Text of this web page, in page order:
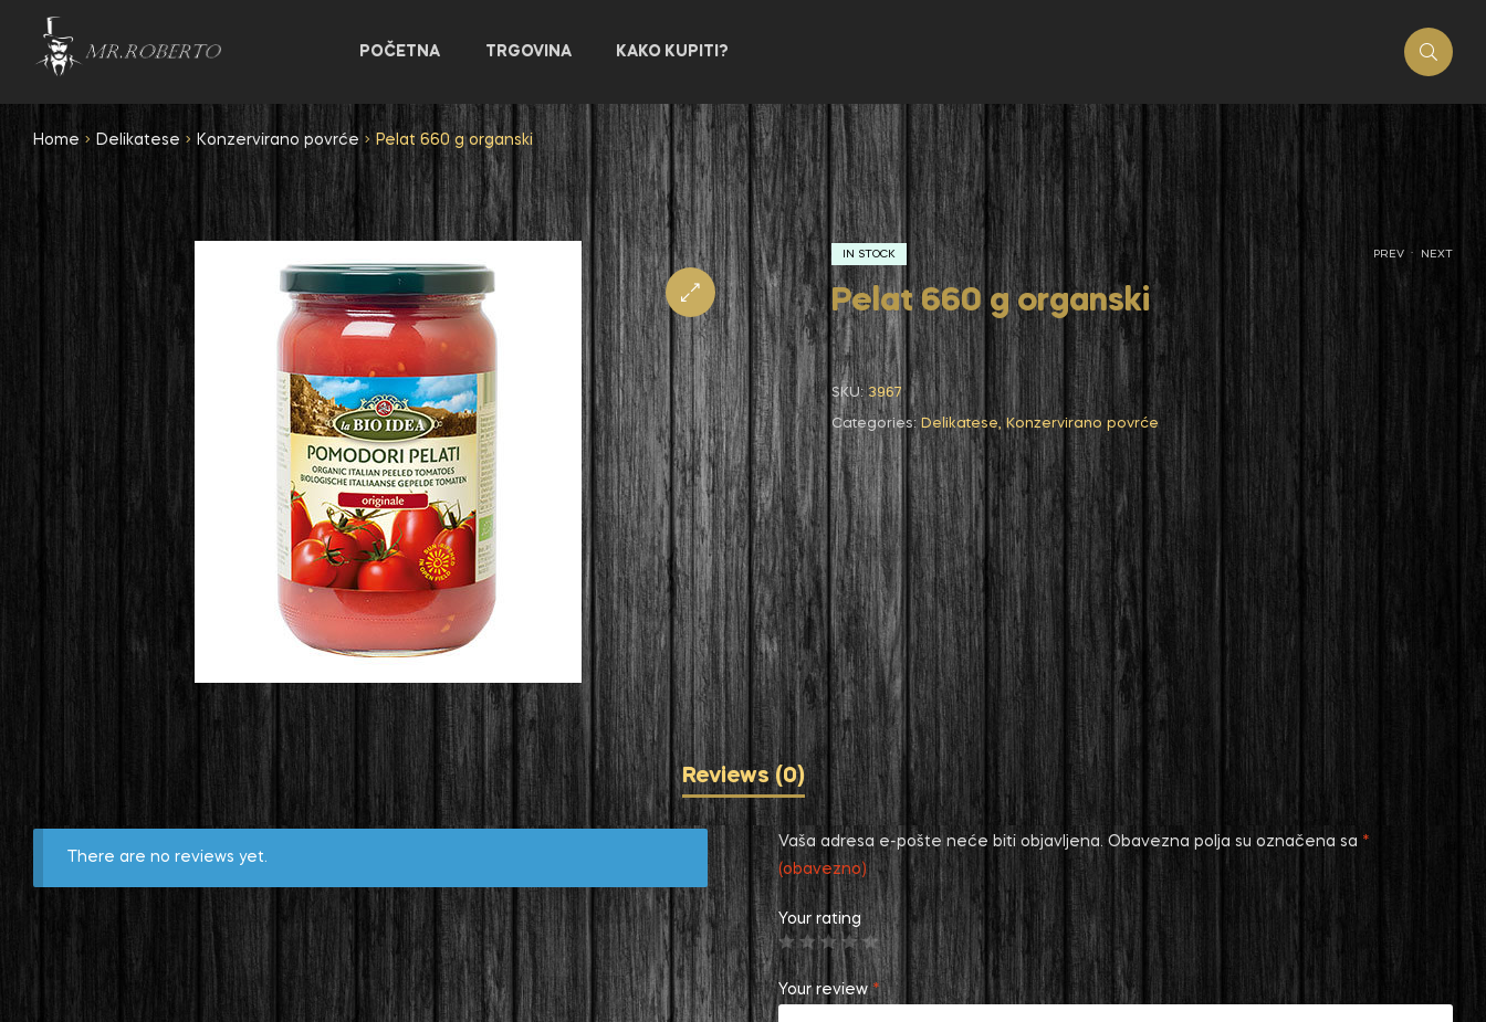
POČETNA TRGOVINA KAKO KUPITI?
Home Delikatese Konzervirano povrće Pelat 660 g organski
PREV . NEXT
IN STOCK
Pelat 660 g organski
SKU:3967
Categories:Delikatese, Konzervirano povrće
Reviews (0)
There are no reviews yet.
Vaša adresa e-pošte neće biti objavljena. Obavezna polja su označena sa *
(obavezno)
Your rating
Your review*